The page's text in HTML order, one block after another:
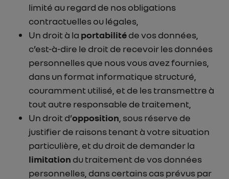
limité au regard de nos obligations
contractuelles ou légales,
Un droit à la portabilitéde vos données,
c’est-à-dire le droit de recevoir les données
personnelles que nous vous avez fournies,
dans un format informatique structuré,
couramment utilisé, et de les transmettre à
tout autre responsable de traitement,
Un droit d’opposition , sous réserve de
justifier de raisons tenant à votre situation
particulière, et du droit de demander la
limitation du traitement de vos données
personnelles, dans certains cas prévus par